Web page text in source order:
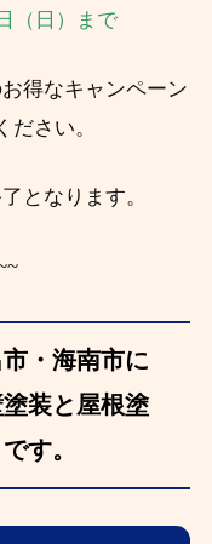
（日）まで
得なキャンペーン
さい。
となります。
・海南市に
装と屋根塗
す。